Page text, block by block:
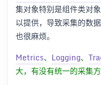
集对象特别是组件类对
以提供，导致采集的数
也很麻烦。
Metrics、 Logging、
大，有没有统一的采集方